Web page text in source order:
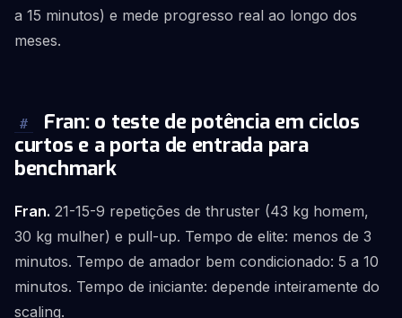
a 15 minutos) e mede progresso real ao longo dos
meses.
#
Fran: o teste de potência em ciclos
curtos e a porta de entrada para
benchmark
Fran. 21-15-9 repetições de thruster (43 kg homem,
30 kg mulher) e pull-up. Tempo de elite: menos de 3
minutos. Tempo de amador bem condicionado: 5 a 10
minutos. Tempo de iniciante: depende inteiramente do
scaling.